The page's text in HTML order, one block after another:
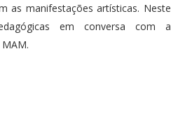
as manifestações artísticas. Neste
em conversa com a